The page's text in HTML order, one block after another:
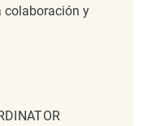
colaboración y
REQ132292
Coordinator